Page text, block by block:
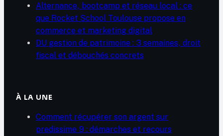
Alternance, bootcamp et réseau local : ce
que Rocket School Toulouse propose en
commerce et marketing digital
DU gestion de patrimoine : 3 semaines, droit
fiscal et débouchés concrets
À LA UNE
Comment récupérer son argent sur
predissime 9 : démarches et recours